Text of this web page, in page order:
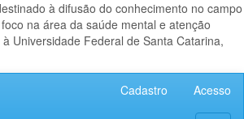
à difusão do conhecimento no campo
na área da saúde mental e atenção
Universidade Federal de Santa Catarina,
Cadastro Acesso